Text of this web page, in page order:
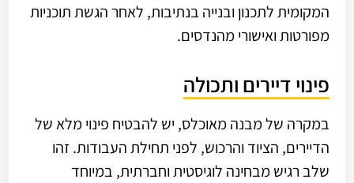
המקומית לתכנון ובנייה בנתיבות, לאחר הגשת תוכניות
מפורטות ואישורי מהנדסים.
פינוי דיירים ותכולה
במקרה של מבנה מאוכלס, יש להבטיח פינוי מלא של
הדיירים, הציוד והרכוש, לפני תחילת העבודות. זהו
שלב רגיש מבחינה לוגיסטית וחברתית, במיוחד